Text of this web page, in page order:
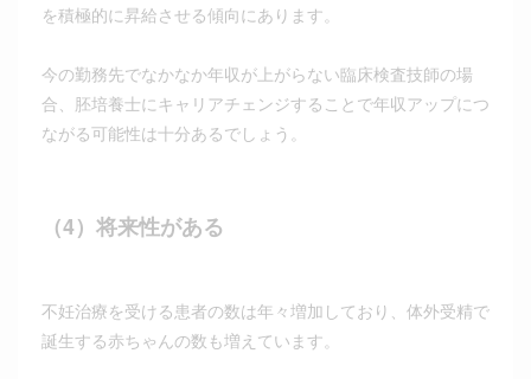
を積極的に昇給させる傾向にあります。
今の勤務先でなかなか年収が上がらない臨床検査技師の場
合、胚培養士にキャリアチェンジすることで年収アップにつ
ながる可能性は十分あるでしょう。
（4）将来性がある
不妊治療を受ける患者の数は年々増加しており、体外受精で
誕生する赤ちゃんの数も増えています。